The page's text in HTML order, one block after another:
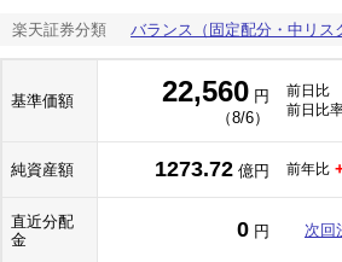
楽天証券分類 バランス（固定配分・中リス
基準価額 22,560 円
（8/6）
前日比
前日比
純資産額 1273.72 億円 前年比
直近分配
金
0 円 次回